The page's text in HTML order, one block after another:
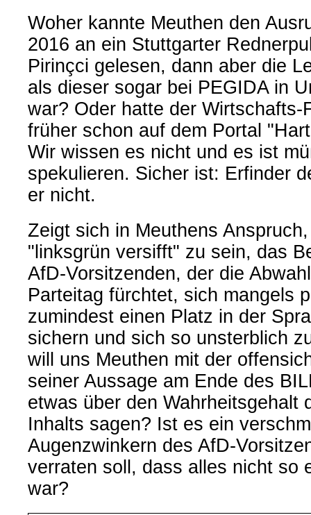
Woher kannte Meuthen den
2016 an ein Stuttgarter
Pirinçci gelesen, dann aber die
als dieser sogar bei PEGIDA in
war? Oder hatte der Wirtschafts-
früher schon auf dem Portal
Wir wissen es nicht und es ist
spekulieren. Sicher ist: Erfinder
er nicht.
Zeigt sich in Meuthens
"linksgrün versifft" zu sein, das
AfD-Vorsitzenden, der die
Parteitag fürchtet, sich mangels
zumindest einen Platz in der
sichern und sich so unsterblich
will uns Meuthen mit der
seiner Aussage am Ende des
etwas über den Wahrheitsgehalt
Inhalts sagen? Ist es ein
Augenzwinkern des AfD-
verraten soll, dass alles nicht so
war?